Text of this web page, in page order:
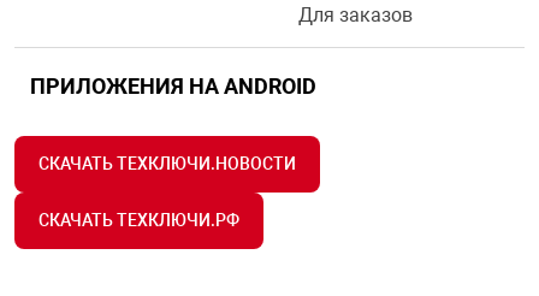
Для заказов
ПРИЛОЖЕНИЯ НА ANDROID
СКАЧАТЬ ТЕХКЛЮЧИ.НОВОСТИ
СКАЧАТЬ ТЕХКЛЮЧИ.РФ